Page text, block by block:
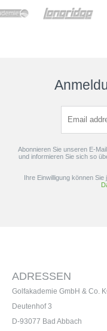
Abonnieren Sie unseren E-
und informieren Sie sich so
Ihre Einwilligung können
ADRESSEN
Golfakademie GmbH & Co.
Deutenhof 3
D-93077 Bad Abbach